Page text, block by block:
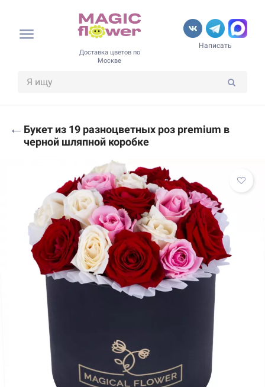
Доставка цветов по
Москве
Написать
← Букет из 19 разноцветных роз premium в
черной шляпной коробке